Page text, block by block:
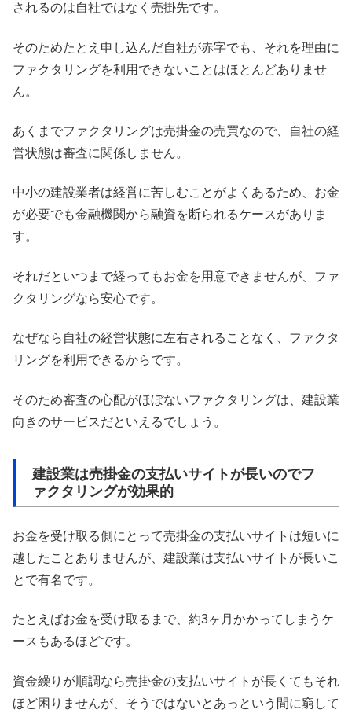
されるのは自社ではなく売掛先です。
そのためたとえ申し込んだ自社が赤字でも、それを理由に
ファクタリングを利用できないことはほとんどありませ
ん。
あくまでファクタリングは売掛金の売買なので、自社の経
営状態は審査に関係しません。
中小の建設業者は経営に苦しむことがよくあるため、お金
が必要でも金融機関から融資を断られるケースがありま
す。
それだといつまで経ってもお金を用意できませんが、ファ
クタリングなら安心です。
なぜなら自社の経営状態に左右されることなく、ファクタ
リングを利用できるからです。
そのため審査の心配がほぼないファクタリングは、建設業
向きのサービスだといえるでしょう。
建設業は売掛金の支払いサイトが長いのでフ
ァクタリングが効果的
お金を受け取る側にとって売掛金の支払いサイトは短いに
越したことありませんが、建設業は支払いサイトが長いこ
とで有名です。
たとえばお金を受け取るまで、約3ヶ月かかってしまうケ
ースもあるほどです。
資金繰りが順調なら売掛金の支払いサイトが長くてもそれ
ほど困りませんが、そうではないとあっという間に窮して